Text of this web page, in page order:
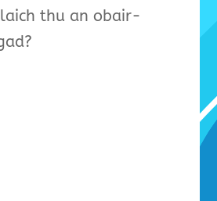
thu an obair-